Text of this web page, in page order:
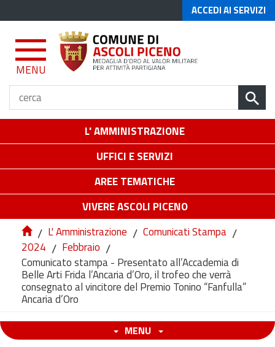
ACCEDI AI SERVIZI
MENU
L' AMMINISTRAZIONE
UFFICI E SERVIZI
AREE TEMATICHE
VIVERE ASCOLI PICENO
/ L' Amministrazione / Comunicati Stampa /
2024 / Febbraio /
Comunicato stampa - Presentato all’Accademia di
Belle Arti Frida l’Ancaria d’Oro, il trofeo che verrà
consegnato al vincitore del Premio Tonino “Fanfulla”
Ancaria d’Oro
MENU